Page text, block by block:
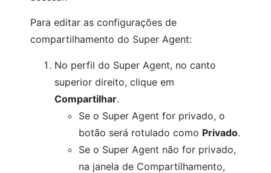
Para editar as configurações de
compartilhamento do Super Agent:
No perfil do Super Agent, no canto
superior direito, clique em
Compartilhar.
Se o Super Agent for privado, o
botão será rotulado como Privado.
Se o Super Agent não for privado,
na janela de Compartilhamento,